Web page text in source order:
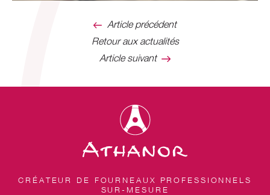
Article précédent
Retour aux actualités
Article suivant
CRÉATEUR DE FOURNEAUX PROFESSIONNELS
SUR-MESURE